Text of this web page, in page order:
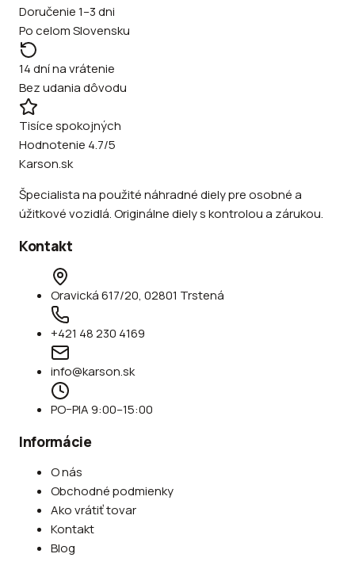
Doručenie 1–3 dni
Po celom Slovensku
14 dní na vrátenie
Bez udania dôvodu
Tisíce spokojných
Hodnotenie 4.7/5
Karson.sk
Špecialista na použité náhradné diely pre osobné a
úžitkové vozidlá. Originálne diely s kontrolou a zárukou.
Kontakt
Oravická 617/20, 02801 Trstená
+421 48 230 4169
info@karson.sk
PO–PIA 9:00–15:00
Informácie
O nás
Obchodné podmienky
Ako vrátiť tovar
Kontakt
Blog